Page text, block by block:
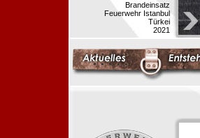
Brandeinsatz
Feuerwehr Istanbul
Türkei
2021